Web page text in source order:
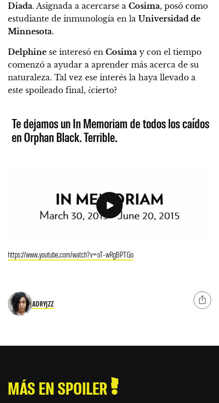
Diada. Asignada a acercarse a Cosima, posó como
estudiante de inmunología en la Universidad de
Minnesota.
Delphine se interesó en Cosima y con el tiempo
comenzó a ayudar a aprender más acerca de su
naturaleza. Tal vez ese interés la haya llevado a
este spoileado final, ¿cierto?
Te dejamos un In Memoriam de todos los caídos
en Orphan Black. Terrible.
https://www.youtube.com/watch?v=oT-wRgBPTGo
ADRYJZZ
MÁS EN SPOILER